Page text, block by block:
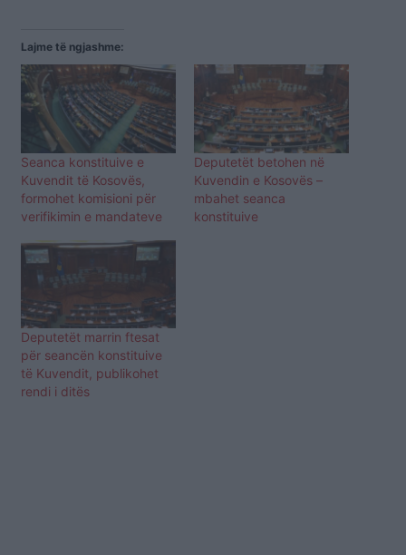
Lajme të ngjashme:
Seanca konstituive e
Kuvendit të Kosovës,
formohet komisioni për
verifikimin e mandateve
Deputetët betohen në
Kuvendin e Kosovës –
mbahet seanca
konstituive
Deputetët marrin ftesat
për seancën konstituive
të Kuvendit, publikohet
rendi i ditës